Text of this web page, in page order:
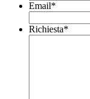
Email*
Richiesta*